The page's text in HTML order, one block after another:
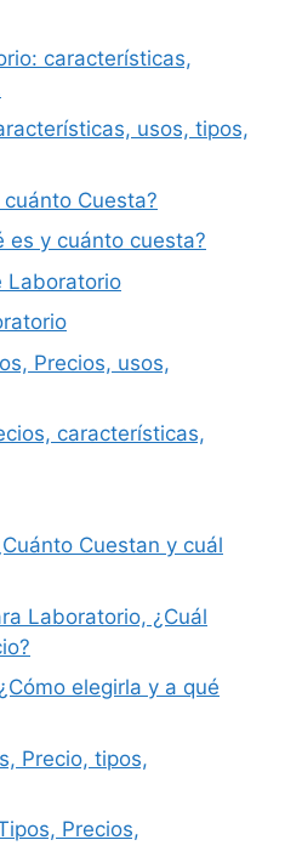
características,
usos, tipos,
Cuesta?
es y cuánto cuesta?
Laboratorio
Precios, usos,
características,
Cuestan y cuál
Laboratorio, ¿Cuál
elegirla y a qué
Precio, tipos,
Precios,